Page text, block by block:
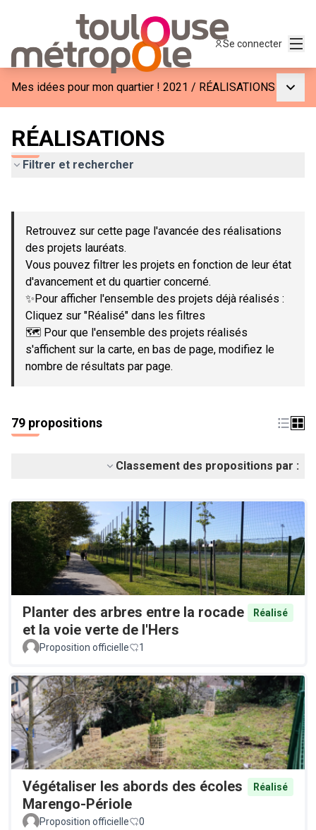
Se connecter
Mes idées pour mon quartier ! 2021 / RÉALISATIONS
RÉALISATIONS
Filtrer et rechercher
−
Retrouvez sur cette page l'avancée des réalisations
des projets lauréats.
Vous pouvez filtrer les projets en fonction de leur état
d'avancement et du quartier concerné.
✨Pour afficher l'ensemble des projets déjà réalisés :
Cliquez sur "Réalisé" dans les filtres
🗺️ Pour que l'ensemble des projets réalisés
s'affichent sur la carte, en bas de page, modifiez le
nombre de résultats par page.
79 propositions
Classement des propositions par :
Planter des arbres entre la rocade
et la voie verte de l'Hers
Réalisé
Proposition officielle 1
Végétaliser les abords des écoles
Marengo-Périole
Réalisé
Proposition officielle 0